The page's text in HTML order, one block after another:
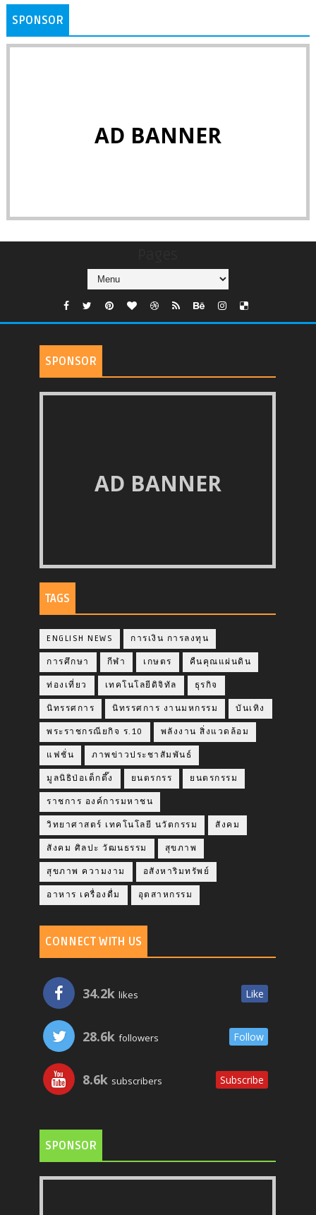
SPONSOR
AD BANNER
SPONSOR
AD BANNER
TAGS
ENGLISH NEWS การเงิน การลงทุน
การศึกษา กีฬา เกษตร คืนคุณแผ่นดิน
ท่องเที่ยว เทคโนโลยีดิจิทัล ธุรกิจ
นิทรรศการ นิทรรศการ งานมหกรรม บันเทิง
พระราชกรณียกิจ ร.10 พลังงาน สิ่งแวดล้อม
แฟชั่น ภาพข่าวประชาสัมพันธ์
มูลนิธิป่อเต็กตึ๊ง ยนตรกรร ยนตรกรรม
ราชการ องค์การมหาชน
วิทยาศาสตร์ เทคโนโลยี นวัตกรรม สังคม
สังคม ศิลปะ วัฒนธรรม สุขภาพ
สุขภาพ ความงาม อสังหาริมทรัพย์
อาหาร เครื่องดื่ม อุตสาหกรรม
CONNECT WITH US
34.2k likes Like
28.6k followers Follow
8.6k subscribers Subscribe
SPONSOR